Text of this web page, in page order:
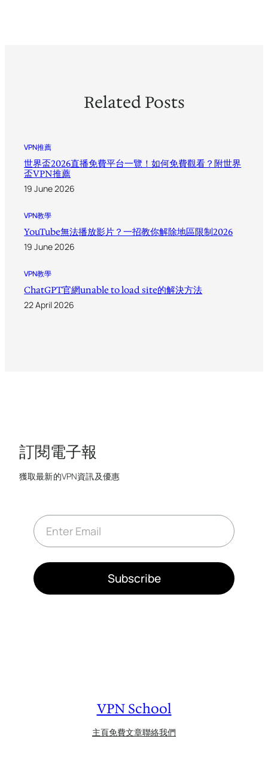
Related Posts
VPN推薦
世界盃2026直播免費平台一覽！如何免費觀看？附世界
盃VPN推薦
19 June 2026
VPN教學
YouTube無法播放影片？一招教你解除地區限制2026
19 June 2026
VPN教學
ChatGPT官網unable to load site的解決方法
22 April 2026
訂閱電子報
獲取最新的VPN資訊及優惠
E
m
a
*
Subscribe
VPN School
主頁免費文章聯絡我們